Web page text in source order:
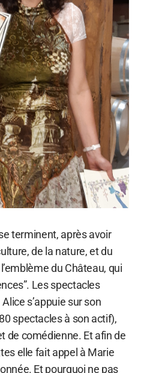
terminent, après avoir
de la nature, et du
du Château, qui
Les spectacles
s’appuie sur son
spectacles à son actif),
de comédienne. Et afin de
elle fait appel à Marie
Et pourquoi ne pas